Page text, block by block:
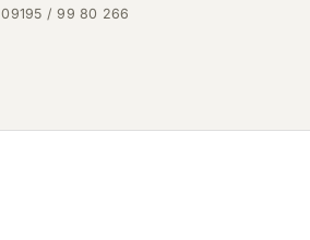
09195 / 99 80 266